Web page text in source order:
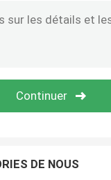
sur mesure
à colorier
sur mesure
DE NOUS